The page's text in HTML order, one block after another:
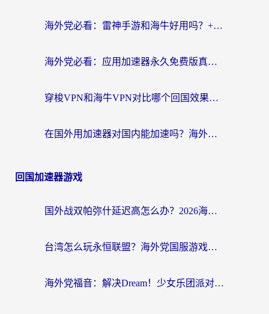
海外党必看：雷神手游和海牛好用吗？+3款热门加速器实测对比，附番茄加速器无缝回国指南
海外党必看：应用加速器永久免费版真的存在吗？教你选对回国加速器无缝刷国内资源
穿梭VPN和海牛VPN对比哪个回国效果更好？海外华人亲测3款热门加速器+避坑指南
在国外用加速器对国内能加速吗？海外党亲测有效的无缝访问指南
回国加速器游戏
国外战双帕弥什延迟高怎么办？2026海外畅玩国服游戏终极指南（附实测工具推荐）
台湾怎么玩永恒联盟？海外党国服游戏加速器选择全攻略（附3大热门游戏实测）
海外党福音：解决Dream！少女乐团派对！国外延迟的实用指南，附北美英国游戏加速方案